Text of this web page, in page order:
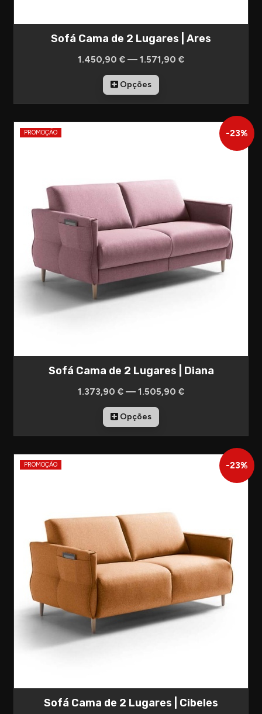
Sofá Cama de 2 Lugares | Ares
1.450,90 € — 1.571,90 €
Opções
-23%
PROMOÇÃO
Sofá Cama de 2 Lugares | Diana
1.373,90 € — 1.505,90 €
Opções
-23%
PROMOÇÃO
Sofá Cama de 2 Lugares | Cibeles